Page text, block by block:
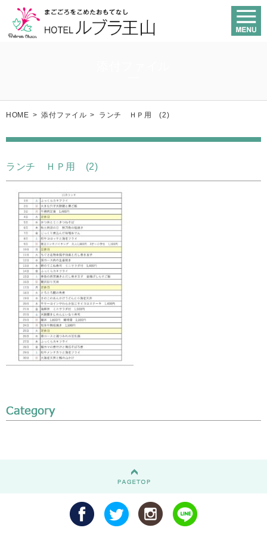
HOME > 添付ファイル > ランチ ＨＰ用 (2)
ランチ ＨＰ用 (2)